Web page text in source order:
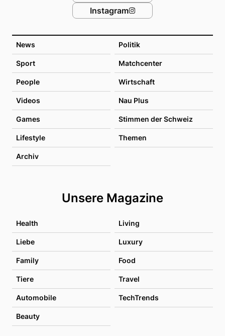
News Politik
Sport Matchcenter
People Wirtschaft
Videos Nau Plus
Games Stimmen der Schweiz
Lifestyle Themen
Archiv
Unsere Magazine
Health Living
Liebe Luxury
Family Food
Tiere Travel
Automobile TechTrends
Beauty
Instagram